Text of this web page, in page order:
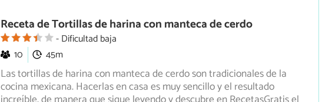
Receta de Tortillas de harina con manteca de cerdo
Dificultad baja
10
45m
Las tortillas de harina con manteca de cerdo son tradicionales de la
cocina mexicana. Hacerlas en casa es muy sencillo y el resultado